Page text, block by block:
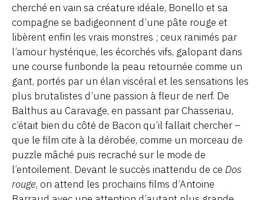
cherché en vain sa créature idéale, Bonello et sa
compagne se badigeonnent d’une pâte rouge et
libèrent enfin les vrais monstres ; ceux ranimés par
l’amour hystérique, les écorchés vifs, galopant dans
une course furibonde la peau retournée comme un
gant, portés par un élan viscéral et les sensations les
plus brutalistes d’une passion à fleur de nerf. De
Balthus au Caravage, en passant par Chasseriau,
c’était bien du côté de Bacon qu’il fallait chercher –
que le film cite à la dérobée, comme un morceau de
puzzle mâché puis recraché sur le mode de
l’entoilement. Devant le succès inattendu de ce Dos
rouge, on attend les prochains films d’Antoine